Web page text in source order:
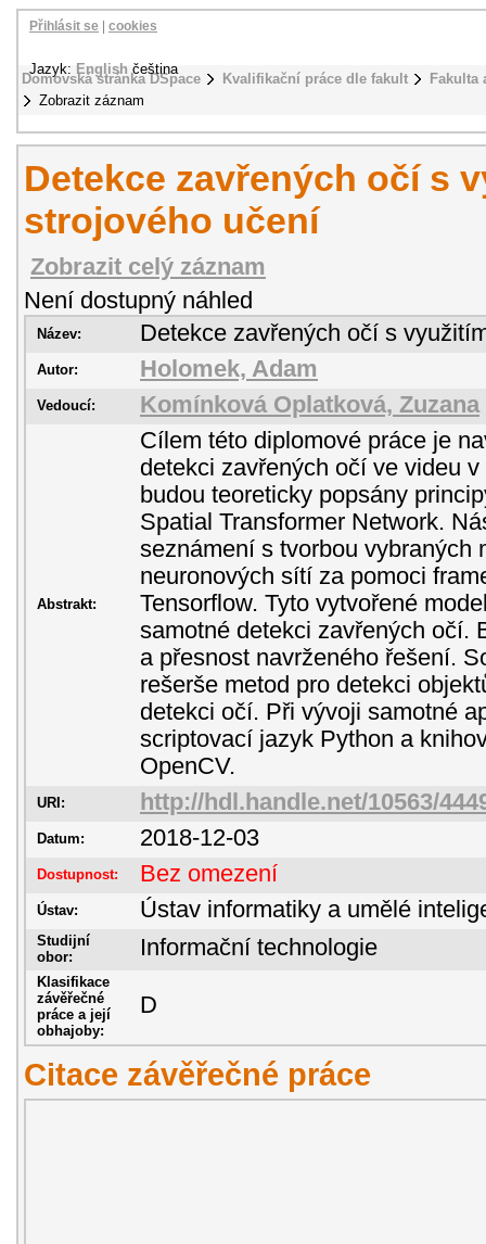
Domovská stránka DSpace Kvalifikační práce dle fakult
Fakulta
Zobrazit záznam
Přihlásit se cookies
Jazyk: English čeština
Detekce zavřených očí s
strojového učení
Zobrazit celý záznam
Není dostupný náhled
Název: Detekce zavřených očí s
Autor: Holomek, Adam
Vedoucí: Komínková Oplatková, Zuzana
Abstrakt:
Cílem této diplomové práce je
detekci zavřených očí ve videu
budou teoreticky popsány
Spatial Transformer Network.
seznámení s tvorbou vybraných
neuronových sítí za pomoci
Tensorflow. Tyto vytvořené
samotné detekci zavřených očí.
a přesnost navrženého řešení.
rešerše metod pro detekci
detekci očí. Při vývoji samotné
scriptovací jazyk Python a
OpenCV.
URI: http://hdl.handle.net/10563/
Datum: 2018-12-03
Dostupnost: Bez omezení
Ústav: Ústav informatiky a umělé
Studijní
obor:
Informační technologie
Klasifikace
závěřečné
práce a její
obhajoby:
D
Citace závěřečné práce